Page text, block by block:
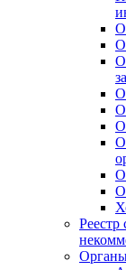
Реестр